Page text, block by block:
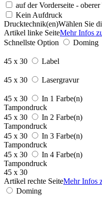
auf der Vorderseite - oberer
Kein Aufdruck
Drucktechnik(en)Wählen Sie
Artikel linke SeiteMehr Infos
Schnellste Option
Doming
45 x 30 Label
45 x 30 Lasergravur
45 x 30
In 1 Farbe(n)
Tampondruck
45 x 30
In 2 Farbe(n)
Tampondruck
45 x 30
In 3 Farbe(n)
Tampondruck
45 x 30
In 4 Farbe(n)
Tampondruck
45 x 30
Artikel rechte SeiteMehr Infos
Doming